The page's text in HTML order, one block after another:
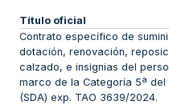
Título oficial
Contrato específico de
dotación, renovación,
calzado, e insignias del
marco de la Categoría 5ª del
(SDA) exp. TAO 3639/2024.